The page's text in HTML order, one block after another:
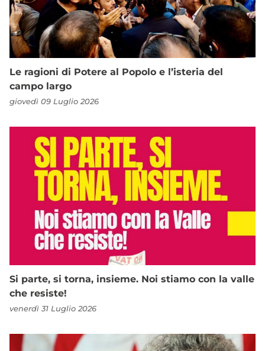
Le ragioni di Potere al Popolo e l’isteria del
campo largo
giovedì 09 Luglio 2026
Si parte, si torna, insieme. Noi stiamo con la valle
che resiste!
venerdì 31 Luglio 2026